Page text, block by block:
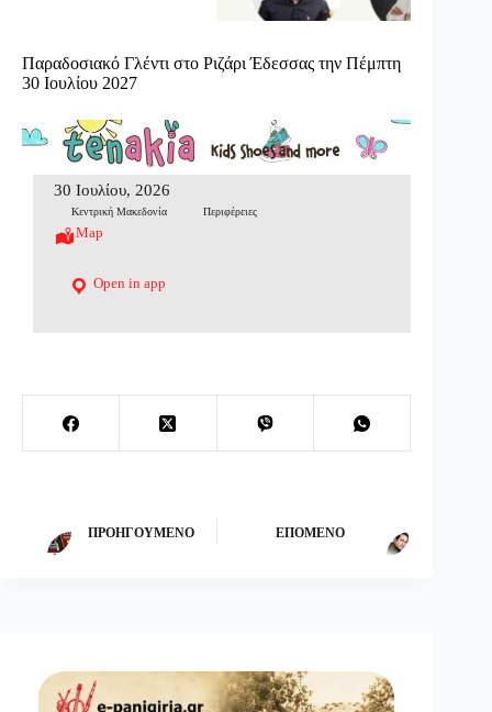
Παραδοσιακό Γλέντι στο Ριζάρι Έδεσσας την Πέμπτη
30 Ιουλίου 2027
30 Ιουλίου, 2026
Κεντρική Μακεδονία Περιφέρειες
Map
Open in app
ΠΡΟΗΓΟΎΜΕΝΟ ΕΠΌΜΕΝΟ